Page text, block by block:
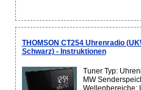
THOMSON CT254 Uhrenradio
Schwarz) - Instruktionen
Tuner Typ:
MW
Wellenbereiche: